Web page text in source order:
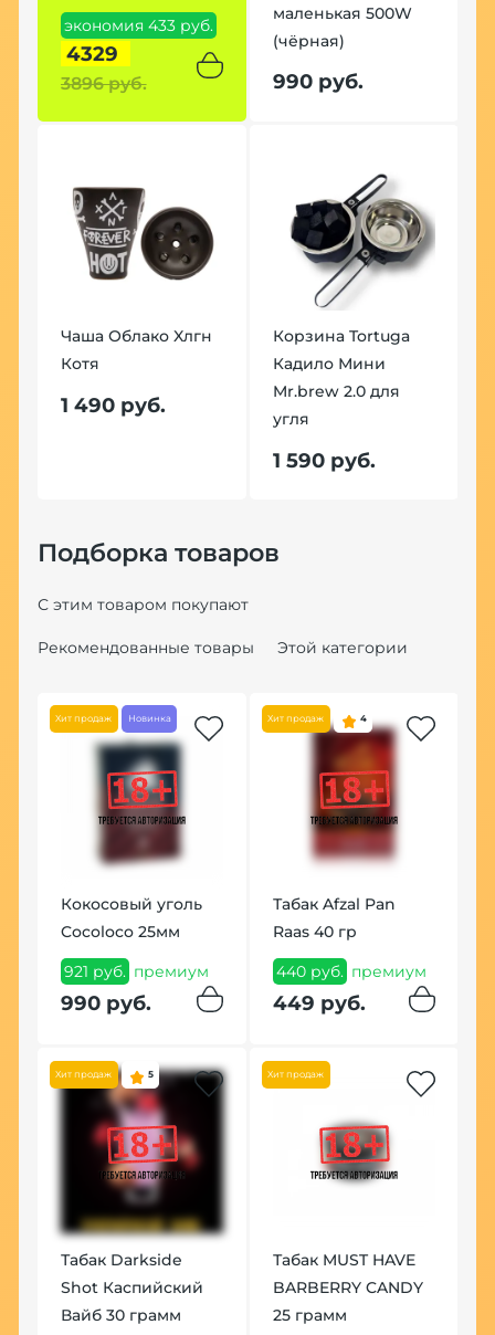
экономия 433 руб.
4329
3896 руб.
маленькая 500W
(чёрная)
990 руб.
Чаша Облако Xлгн
Котя
1 490 руб.
Корзина Tortuga
Кадило Мини
Mr.brew 2.0 для
угля
1 590 руб.
Подборка товаров
С этим товаром покупают
Рекомендованные товары Этой категории
Хит продаж Новинка
Кокосовый уголь
Cocoloco 25мм
921 руб. премиум
990 руб.
Хит продаж 4
Табак Afzal Pan
Raas 40 гр
440 руб. премиум
449 руб.
Хит продаж 5
Табак Darkside
Shot Каспийский
Вайб 30 грамм
Хит продаж
Табак MUST HAVE
BARBERRY CANDY
25 грамм